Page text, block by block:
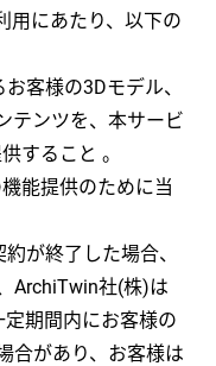
用にあたり、以下の
客様の3Dモデル、
テンツを、本サービ
すること 。
能提供のために当
が終了した場合、
ArchiTwin社(株)は
期間内にお客様の
合があり、お客様は